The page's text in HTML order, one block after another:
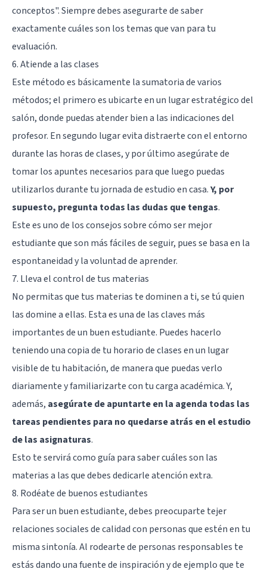
conceptos". Siempre debes asegurarte de saber
exactamente cuáles son los temas que van para tu
evaluación.
6. Atiende a las clases
Este método es básicamente la sumatoria de varios
métodos; el primero es ubicarte en un lugar estratégico del
salón, donde puedas atender bien a las indicaciones del
profesor. En segundo lugar evita distraerte con el entorno
durante las horas de clases, y por último asegúrate de
tomar los apuntes necesarios para que luego puedas
utilizarlos durante tu jornada de estudio en casa.Y, por
supuesto, pregunta todas las dudas que tengas.
Este es uno de los consejos sobre cómo ser mejor
estudiante que son más fáciles de seguir, pues se basa en la
espontaneidad y la voluntad de aprender.
7. Lleva el control de tus materias
No permitas que tus materias te dominen a ti, se tú quien
las domine a ellas. Esta es una de las claves más
importantes de un buen estudiante. Puedes hacerlo
teniendo una copia de tu horario de clases en un lugar
visible de tu habitación, de manera que puedas verlo
diariamente y familiarizarte con tu carga académica. Y,
además, asegúrate de apuntarte en la agenda todas las
tareas pendientes para no quedarse atrás en el estudio
de las asignaturas.
Esto te servirá como guía para saber cuáles son las
materias a las que debes dedicarle atención extra.
8. Rodéate de buenos estudiantes
Para ser un buen estudiante, debes preocuparte tejer
relaciones sociales de calidad con personas que estén en tu
misma sintonía. Al rodearte de personas responsables te
estás dando una fuente de inspiración y de ejemplo que te